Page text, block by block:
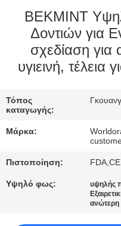
ΓΎΡΟΣ
ΕΡΓΟΣΤΑΣΊΩΝ
ΠΟΙΟΤΙΚΌΣ
ΜΑΣ
ΣΕ
ΕΠΑΦΉ
ΒΕΚΜΙΝΤ
Δοντιών για
σχεδίαση για
υγιεινή, τέλεια
Τόπος
καταγωγής:
Μάρκα:
Πιστοποίηση:
Υψηλό φως: υψηλής
ανώτερη